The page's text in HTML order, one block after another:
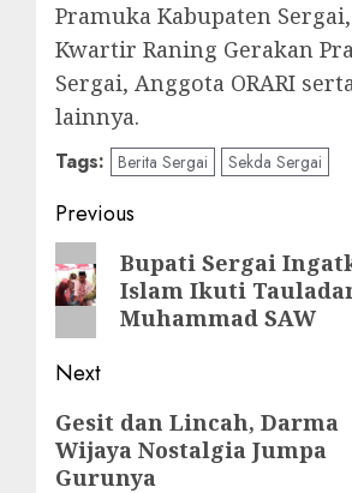
Pramuka Kabupaten
Kwartir Raning Gerakan
Sergai, Anggota ORARI
lainnya.
Tags: Berita Sergai Sekda Sergai
Post
navigation
Previous
Previous
post:
Bupati Sergai
Islam Ikuti
Muhammad SAW
Next
Next
post:
Gesit dan Lincah, Darma
Wijaya Nostalgia Jumpa
Gurunya